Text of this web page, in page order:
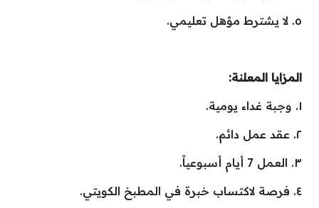
٥. لا يشترط مؤهل تعليمي.
المزايا المعلنة:
١. وجبة غداء يومية.
٢. عقد عمل دائم.
٣. العمل 7 أيام أسبوعياً.
٤. فرصة لاكتساب خبرة في المطبخ الكويتي.